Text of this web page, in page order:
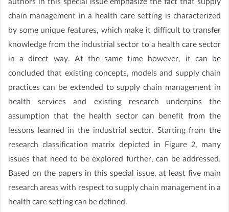
authors in this special issue emphasize the fact that supply
chain management in a health care setting is characterized
by some unique features, which make it difficult to transfer
knowledge from the industrial sector to a health care sector
in a direct way. At the same time however, it can be
concluded that existing concepts, models and supply chain
practices can be extended to supply chain management in
health services and existing research underpins the
assumption that the health sector can benefit from the
lessons learned in the industrial sector. Starting from the
research classification matrix depicted in Figure 2, many
issues that need to be explored further, can be addressed.
Based on the papers in this special issue, at least five main
research areas with respect to supply chain management in a
health care setting can be defined.